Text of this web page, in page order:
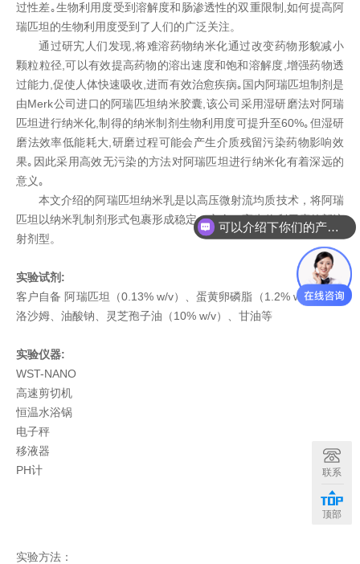
过性差｡生物利用度受到溶解度和肠渗透性的双重限制,如何提高阿
瑞匹坦的生物利用度受到了人们的广泛关注。
通过研宄人们发现 ,将难溶药物纳米化通过改变药物形貌减小
颗粒粒径,可以有效提高药物的溶出速度和饱和溶解度,增强药物透
过能力,促使人体快速吸收,进而有效治愈疾病｡国内阿瑞匹坦制剂是
由Merk公司进口的阿瑞匹坦纳米胶囊,该公司采用湿研磨法对阿瑞
匹坦进行纳米化,制得的纳米制剂生物利用度可提升至60%｡但湿研
磨法效率低能耗大,研磨过程可能会产生介质残留污染药物影响效
果｡因此采用高效无污染的方法对阿瑞匹坦进行纳米化有着深远的
意义｡
本文介绍的阿瑞匹坦纳米乳是以高压微射流均质技术，将阿瑞
匹坦以纳米乳制剂形式包裹形成稳定、安全、高生物利用度的新注
射剂型。
实验试剂 :
客户自备 阿瑞匹坦（0.13% w/v）、蛋黄卵磷脂（1.2% w/v）、泊
洛沙姆、油酸钠、灵芝孢子油（10% w/v）、甘油等
实验仪器:
WST-NANO
高速剪切机
恒温水浴锅
电子秤
移液器
PH计
实验方法：
联系
顶部
可以介绍下你们的产品么